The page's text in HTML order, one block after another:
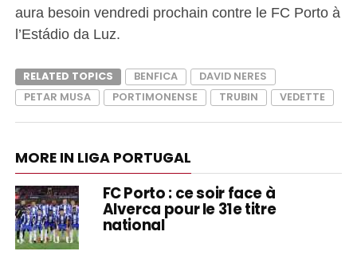
aura besoin vendredi prochain contre le FC Porto à
l’Estádio da Luz.
RELATED TOPICS BENFICA
DAVID NERES
PETAR MUSA
PORTIMONENSE TRUBIN VEDETTE
MORE IN LIGA PORTUGAL
FC Porto : ce soir face à
Alverca pour le 31e titre
national